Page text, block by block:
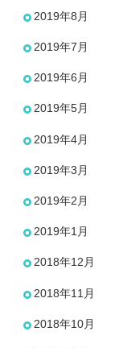
2019年8月
2019年7月
2019年6月
2019年5月
2019年4月
2019年3月
2019年2月
2019年1月
2018年12月
2018年11月
2018年10月